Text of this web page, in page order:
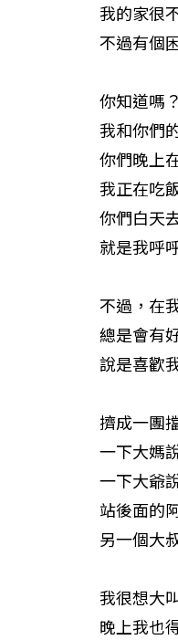
我的家很
不過有個
你知道嗎？
我和你們
你們晚上
我正在吃
你們白天
就是我呼
不過，在
總是會有
說是喜歡
擠成一團
一下大媽
一下大爺
站後面的
另一個大
我很想大
晚上我也